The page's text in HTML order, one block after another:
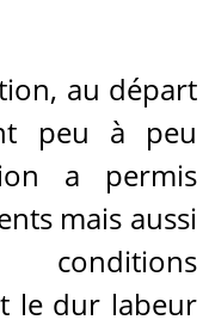
au départ
peu à peu
a permis
mais aussi
le dur labeur